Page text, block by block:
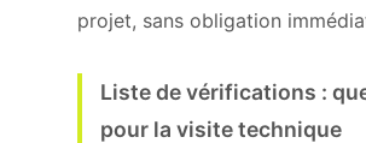
projet, sans obligation
Liste de vérifications :
pour la visite technique